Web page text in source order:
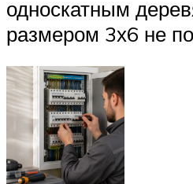
односкатным
размером 3х6 не